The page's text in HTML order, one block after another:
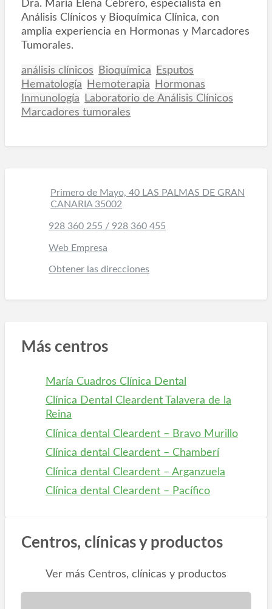
Dra. María Elena Cebrero, especialista en
Análisis Clínicos y Bioquímica Clínica, con
amplia experiencia en Hormonas y Marcadores
Tumorales.
análisis clínicos Bioquímica
Esputos
Hematología
Hemoterapia
Hormonas
Inmunología
Laboratorio de Análisis Clínicos
Marcadores tumorales
Primero de Mayo, 40 LAS PALMAS DE GRAN
CANARIA 35002
928 360 255 / 928 360 455
Web Empresa
Obtener las direcciones
Más centros
María Cuadros Clínica Dental
Clínica Dental Cleardent Talavera de la
Reina
Clínica dental Cleardent – Bravo Murillo
Clínica dental Cleardent – Chamberí
Clínica dental Cleardent – Arganzuela
Clínica dental Cleardent – Pacífico
Centros, clínicas y productos
Ver más Centros, clínicas y productos